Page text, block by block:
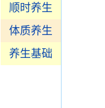
顺时养生
体质养生
养生基础